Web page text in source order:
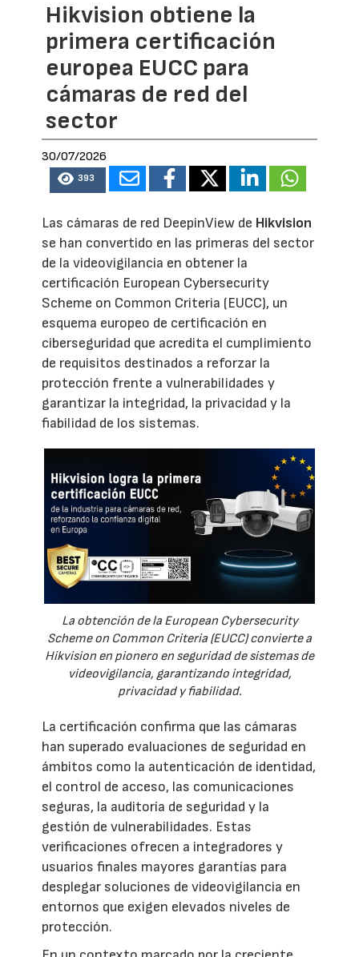
Hikvision obtiene la
primera certificación
europea EUCC para
cámaras de red del
sector
30/07/2026
393
Las cámaras de red DeepinView de Hikvision
se han convertido en las primeras del sector
de la videovigilancia en obtener la
certificación European Cybersecurity
Scheme on Common Criteria (EUCC), un
esquema europeo de certificación en
ciberseguridad que acredita el cumplimiento
de requisitos destinados a reforzar la
protección frente a vulnerabilidades y
garantizar la integridad, la privacidad y la
fiabilidad de los sistemas.
La obtención de la European Cybersecurity
Scheme on Common Criteria (EUCC) convierte a
Hikvision en pionero en seguridad de sistemas de
videovigilancia, garantizando integridad,
privacidad y fiabilidad.
La certificación confirma que las cámaras
han superado evaluaciones de seguridad en
ámbitos como la autenticación de identidad,
el control de acceso, las comunicaciones
seguras, la auditoría de seguridad y la
gestión de vulnerabilidades. Estas
verificaciones ofrecen a integradores y
usuarios finales mayores garantías para
desplegar soluciones de videovigilancia en
entornos que exigen elevados niveles de
protección.